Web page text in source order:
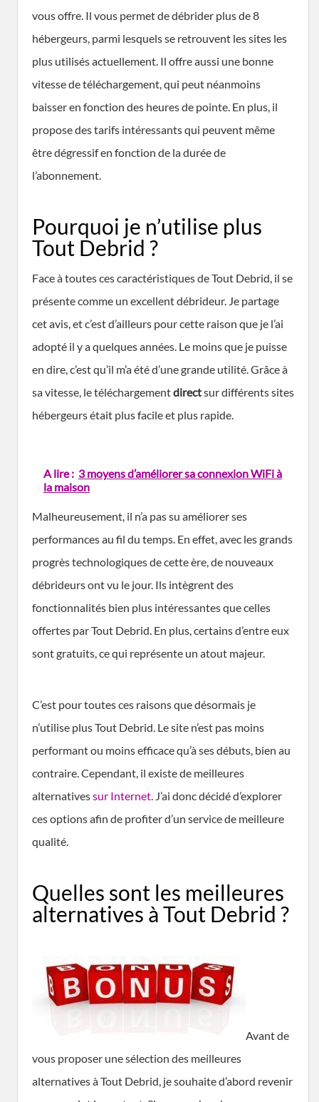
vous offre. Il vous permet de débrider plus de 8
hébergeurs, parmi lesquels se retrouvent les sites les
plus utilisés actuellement. Il offre aussi une bonne
vitesse de téléchargement, qui peut néanmoins
baisser en fonction des heures de pointe. En plus, il
propose des tarifs intéressants qui peuvent même
être dégressif en fonction de la durée de
l’abonnement.
Pourquoi je n’utilise plus
Tout Debrid ?
Face à toutes ces caractéristiques de Tout Debrid, il se
présente comme un excellent débrideur. Je partage
cet avis, et c’est d’ailleurs pour cette raison que je l’ai
adopté il y a quelques années. Le moins que je puisse
en dire, c’est qu’il m’a été d’une grande utilité. Grâce à
sa vitesse, le téléchargementdirectsur différents sites
hébergeurs était plus facile et plus rapide.
A lire : 3 moyens d’améliorer sa connexion WiFi à
la maison
Malheureusement, il n’a pas su améliorer ses
performances au fil du temps. En effet, avec les grands
progrès technologiques de cette ère, de nouveaux
débrideurs ont vu le jour. Ils intègrent des
fonctionnalités bien plus intéressantes que celles
offertes par Tout Debrid. En plus, certains d’entre eux
sont gratuits, ce qui représente un atout majeur.
C’est pour toutes ces raisons que désormais je
n’utilise plus Tout Debrid. Le site n’est pas moins
performant ou moins efficace qu’à ses débuts, bien au
contraire. Cependant, il existe de meilleures
alternativessur Internet. J’ai donc décidé d’explorer
ces options afin de profiter d’un service de meilleure
qualité.
Quelles sont les meilleures
alternatives à Tout Debrid ?
Avant de
vous proposer une sélection des meilleures
alternatives à Tout Debrid, je souhaite d’abord revenir